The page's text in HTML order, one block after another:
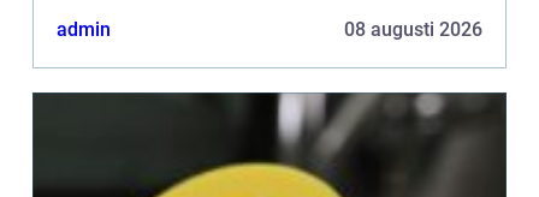
admin 08 augusti 2026